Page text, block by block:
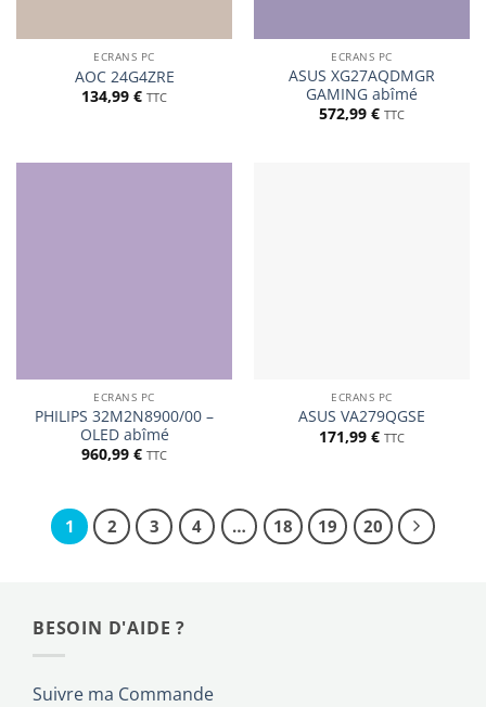
ECRANS PC
AOC 24G4ZRE
134,99 € TTC
ECRANS PC
ASUS XG27AQDMGR
GAMING abîmé
572,99 € TTC
ECRANS PC
PHILIPS 32M2N8900/00 –
OLED abîmé
960,99 € TTC
ECRANS PC
ASUS VA279QGSE
171,99 € TTC
1 2 3 4 … 18 19 20
BESOIN D'AIDE ?
Suivre ma Commande